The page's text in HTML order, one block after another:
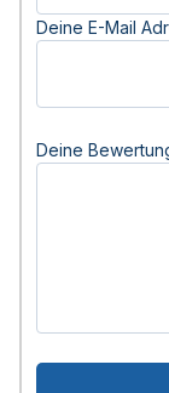
Deine E-Mail
Deine